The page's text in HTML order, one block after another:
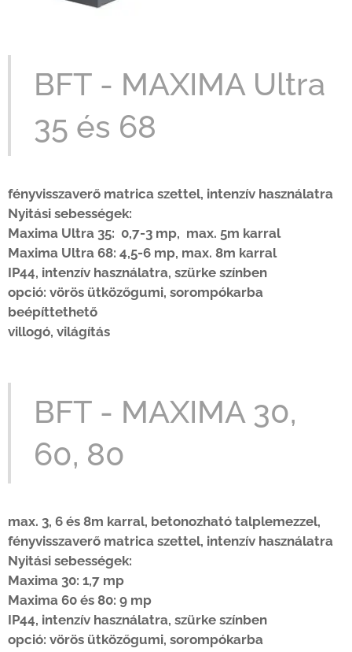
BFT - MAXIMA Ultra
35 és 68
fényvisszaverő matrica szettel, intenzív használatra
Nyitási sebességek:
Maxima Ultra 35: 0,7-3 mp, max. 5m karral
Maxima Ultra 68: 4,5-6 mp, max. 8m karral
IP44, intenzív használatra, szürke színben
opció: vörös ütközőgumi, sorompókarba
beépíttethető
villogó, világítás
BFT - MAXIMA 30,
60, 80
max. 3, 6 és 8m karral, betonozható talplemezzel,
fényvisszaverő matrica szettel, intenzív használatra
Nyitási sebességek:
Maxima 30: 1,7 mp
Maxima 60 és 80: 9 mp
IP44, intenzív használatra, szürke színben
opció: vörös ütközőgumi, sorompókarba